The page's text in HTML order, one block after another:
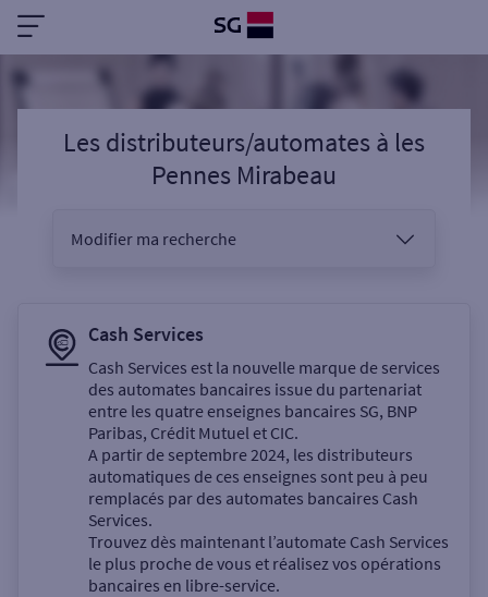
Les distributeurs/automatesà les
Pennes Mirabeau
Modifier ma recherche
Sélectionnez votre recherche
Un service
Cash Services
Cash Services est la nouvelle marque de services
des automates bancaires issue du partenariat
entre les quatre enseignes bancaires SG, BNP
Paribas, Crédit Mutuel et CIC.
A partir de septembre 2024, les distributeurs
automatiques de ces enseignes sont peu à peu
remplacés par des automates bancaires Cash
Services.
Trouvez dès maintenant l’automate Cash Services
le plus proche de vous et réalisez vos opérations
bancaires en libre-service.